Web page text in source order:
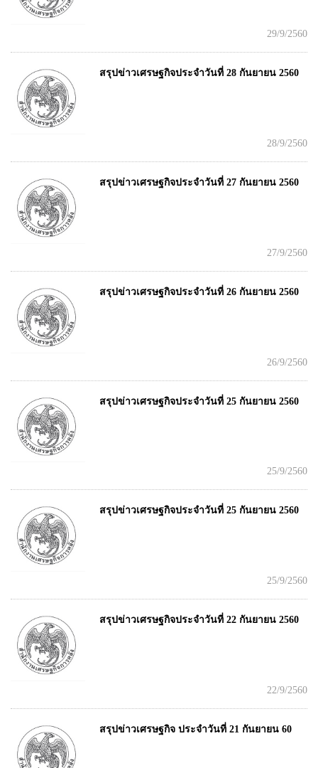
29/9/2560
สรุปข่าวเศรษฐกิจประจำวันที่ 28 กันยายน 2560
28/9/2560
สรุปข่าวเศรษฐกิจประจำวันที่ 27 กันยายน 2560
27/9/2560
สรุปข่าวเศรษฐกิจประจำวันที่ 26 กันยายน 2560
26/9/2560
สรุปข่าวเศรษฐกิจประจำวันที่ 25 กันยายน 2560
25/9/2560
สรุปข่าวเศรษฐกิจประจำวันที่ 25 กันยายน 2560
25/9/2560
สรุปข่าวเศรษฐกิจประจำวันที่ 22 กันยายน 2560
22/9/2560
สรุปข่าวเศรษฐกิจ ประจำวันที่ 21 กันยายน 60